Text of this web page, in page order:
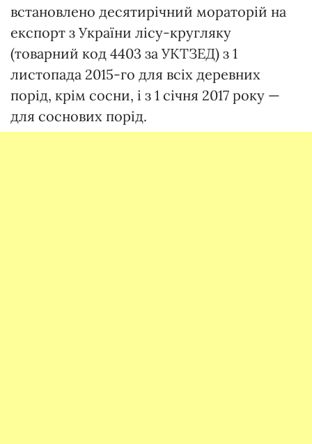
встановлено десятирічний мораторій на
експорт з України лісу-кругляку
(товарний код 4403 за УКТЗЕД) з 1
листопада 2015-го для всіх деревних
порід, крім сосни, і з 1 січня 2017 року —
для соснових порід.